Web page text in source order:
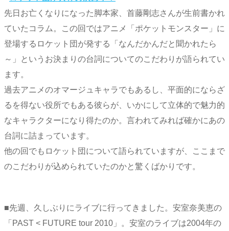
先日お亡くなりになった脚本家、首藤剛志さんが生前書かれ
ていたコラム。この回ではアニメ「ポケットモンスター」に
登場するロケット団が発する「なんだかんだと聞かれたら
～」というお決まりの台詞についてのこだわりが語られてい
ます。
過去アニメのオマージュキャラでもあるし、平面的にならざ
るを得ない役所でもある彼らが、いかにして立体的で魅力的
なキャラクターになり得たのか。言われてみれば確かにあの
台詞に詰まっています。
他の回でもロケット団について語られていますが、ここまで
のこだわりが込められていたのかと驚くばかりです。
■先週、久しぶりにライブに行ってきました。安室奈美恵の
「PAST < FUTURE tour 2010」。安室のライブは2004年の